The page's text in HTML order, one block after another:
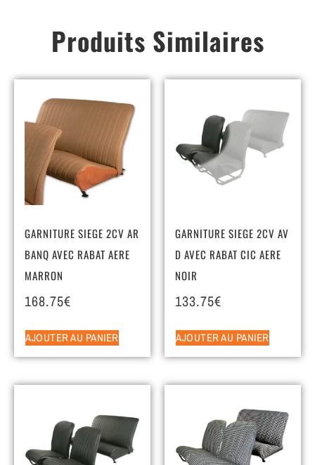
Produits Similaires
GARNITURE SIEGE 2CV AR
BANQ AVEC RABAT AERE
MARRON
168.75€
AJOUTER AU PANIER
GARNITURE SIEGE 2CV AV
D AVEC RABAT CIC AERE
NOIR
133.75€
AJOUTER AU PANIER